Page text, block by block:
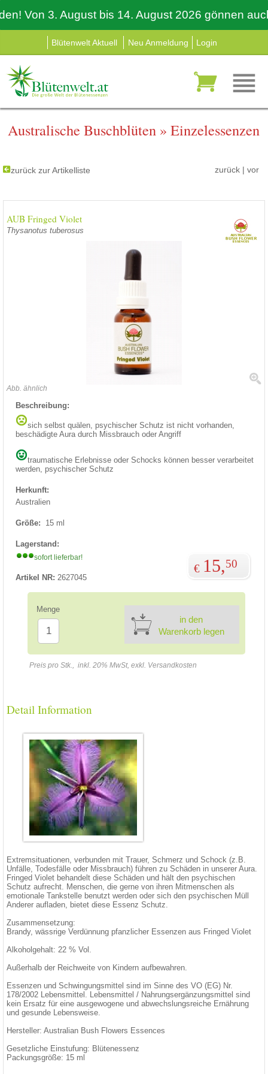
Von 3. August bis 14. August 2026 gönnen auch
Blütenwelt Aktuell Neu Anmeldung Login
Australische Buschblüten » Einzelessenzen
zurück zur Artikelliste zurück | vor
AUB Fringed Violet
Thysanotus tuberosus
Abb. ähnlich
Beschreibung:
sich selbst quälen, psychischer Schutz ist nicht vorhanden,
beschädigte Aura durch Missbrauch oder Angriff
traumatische Erlebnisse oder Schocks können besser verarbeitet
werden, psychischer Schutz
Herkunft:
Australien
Größe: 15 ml
Lagerstand:
sofort lieferbar!
Artikel NR: 2627045
€ 15,50
Menge
in den
Warenkorb legen
Preis pro Stk., inkl. 20% MwSt, exkl. Versandkosten
Detail Information
Extremsituationen, verbunden mit Trauer, Schmerz und Schock (z.B.
Unfälle, Todesfälle oder Missbrauch) führen zu Schäden in unserer Aura.
Fringed Violet behandelt diese Schäden und hält den psychischen
Schutz aufrecht. Menschen, die gerne von ihren Mitmenschen als
emotionale Tankstelle benutzt werden oder sich den psychischen Müll
Anderer aufladen, bietet diese Essenz Schutz.
Zusammensetzung:
Brandy, wässrige Verdünnung pfanzlicher Essenzen aus Fringed Violet
Alkoholgehalt: 22 % Vol.
Außerhalb der Reichweite von Kindern aufbewahren.
Essenzen und Schwingungsmittel sind im Sinne des VO (EG) Nr.
178/2002 Lebensmittel. Lebensmittel / Nahrungsergänzungsmittel sind
kein Ersatz für eine ausgewogene und abwechslungsreiche Ernährung
und gesunde Lebensweise.
Hersteller: Australian Bush Flowers Essences
Gesetzliche Einstufung: Blütenessenz
Packungsgröße: 15 ml